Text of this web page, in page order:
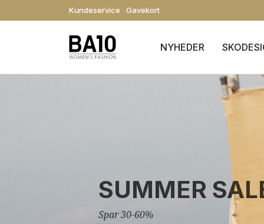
Kundeservice Gavekort
NYHEDER